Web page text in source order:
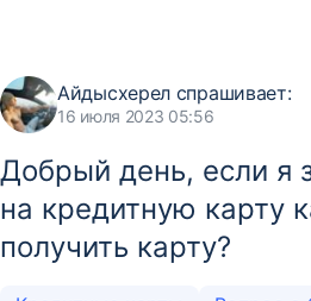
Айдысхерел спрашивает:
16 июля 2023 05:56
Добрый день, если я
на кредитную карту
получить карту?